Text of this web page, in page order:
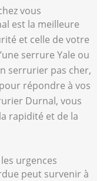
vous
est la meilleure
et celle de votre
serrure Yale ou
serrurier pas cher,
répondre à vos
Durnal, vous
rapidité et de la
urgences
peut survenir à